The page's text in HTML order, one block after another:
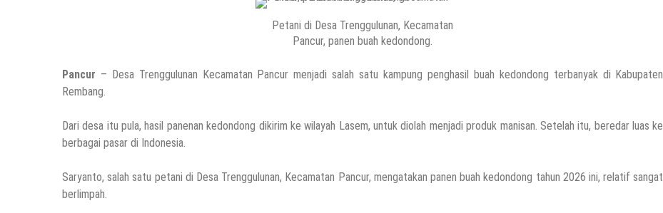
Masih Buka Atau Tutup ?? Nasib Dapur SPPG Mondoteko 3, Usai Dugaan Keracunan MBG Menyeruak
Temuan Jenazah Bayi Di Bawah Almari, Aparat Polres Rembang Gerak Cepat
6 Agustus 2026
HEADLINE
Kapolres Rembang Yang Baru Tancap Gas, Silaturahmi Dengan Wartawan PWI Dan IJTI
5 Agustus 2026 by musa r2b
Petani di Desa Trenggulunan, Kecamatan
Pancur, panen buah kedondong.
Pancur – Desa Trenggulunan Kecamatan Pancur menjadi salah satu kampung penghasil buah kedondong terbanyak di Kabupaten
Rembang.
Dari desa itu pula, hasil panenan kedondong dikirim ke wilayah Lasem, untuk diolah menjadi produk manisan. Setelah itu, beredar luas ke
berbagai pasar di Indonesia.
Saryanto, salah satu petani di Desa Trenggulunan, Kecamatan Pancur, mengatakan panen buah kedondong tahun 2026 ini, relatif sangat
berlimpah.